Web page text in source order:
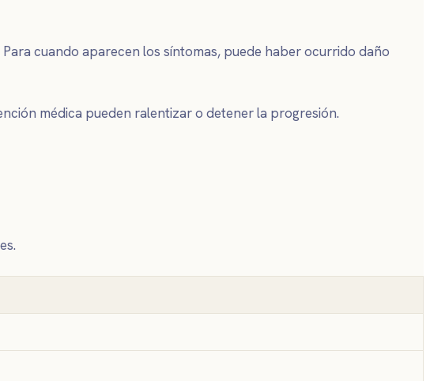
cuando aparecen los síntomas, puede haber ocurrido daño
médica pueden ralentizar o detener la progresión.